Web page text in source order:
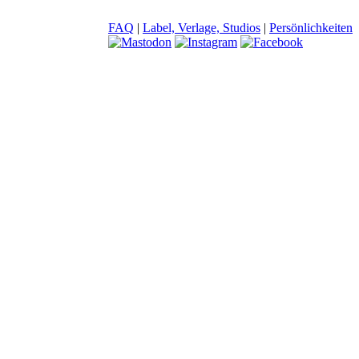
FAQ | Label, Verlage, Studios | Persönlichkeiten